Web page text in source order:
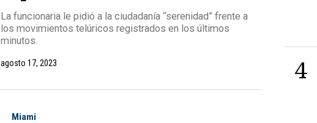
La funcionaria le pidió a la ciudadanía “serenidad” frente a
los movimientos telúricos registrados en los últimos
minutos.
agosto 17, 2023
Miami
4